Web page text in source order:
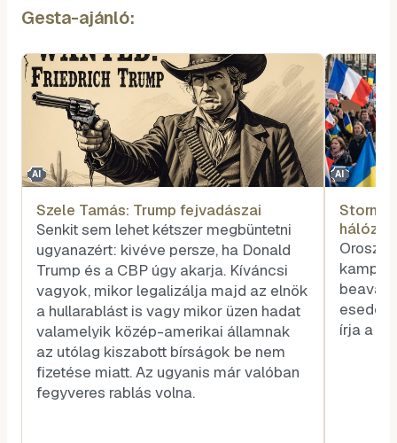
Gesta-ajánló:
AI
Szele Tamás: Trump fejvadászai
Senkit sem lehet kétszer megbüntetni
ugyanazért: kivéve persze, ha Donald
Trump és a CBP úgy akarja. Kíváncsi
vagyok, mikor legalizálja majd az elnök
a hullarablást is vagy mikor üzen hadat
valamelyik közép-amerikai államnak
az utólag kiszabott bírságok be nem
fizetése miatt. Az ugyanis már valóban
fegyveres rablás volna.
AI
Storm-
Orosz
írja a